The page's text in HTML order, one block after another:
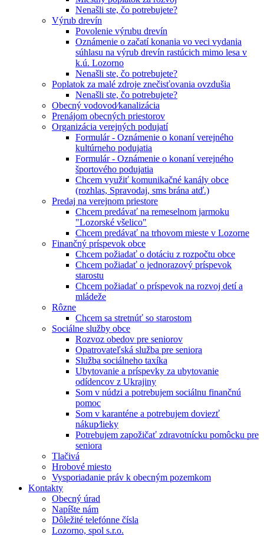
Nenašli ste, čo potrebujete?
Výrub drevín
Povolenie výrubu drevín
Oznámenie o začatí konania vo veci vydania
súhlasu na výrub drevín rastúcich mimo lesa v
k.ú. Lozorno
Nenašli ste, čo potrebujete?
Poplatok za malé zdroje znečisťovania ovzdušia
Nenašli ste, čo potrebujete?
Obecný vodovod⁄kanalizácia
Prenájom obecných priestorov
Organizácia verejných podujatí
Formulár - Oznámenie o konaní verejného
kultúrneho podujatia
Formulár - Oznámenie o konaní verejného
športového podujatia
Chcem využiť komunikačné kanály obce
(rozhlas, Spravodaj, sms brána atď.)
Predaj na verejnom priestore
Chcem predávať na remeselnom jarmoku
"Lozorské všelico"
Chcem predávať na trhovom mieste v Lozorne
Finančný príspevok obce
Chcem požiadať o dotáciu z rozpočtu obce
Chcem požiadať o jednorazový príspevok
starostu
Chcem požiadať o príspevok na rozvoj detí a
mládeže
Rôzne
Chcem sa stretnúť so starostom
Sociálne služby obce
Rozvoz obedov pre seniorov
Opatrovateľská služba pre seniora
Služba sociálneho taxíka
Ubytovanie a príspevky za ubytovanie
odídencov z Ukrajiny
Som v núdzi a potrebujem sociálnu finančnú
pomoc
Som v karanténe a potrebujem doviezť
nákup⁄lieky
Potrebujem zapožičať zdravotnícku pomôcku pre
seniora
Tlačivá
Hrobové miesto
Vysporiadanie práv k obecným pozemkom
Kontakty
Obecný úrad
Napíšte nám
Dôležité telefónne čísla
Lozorno, spol s.r.o.